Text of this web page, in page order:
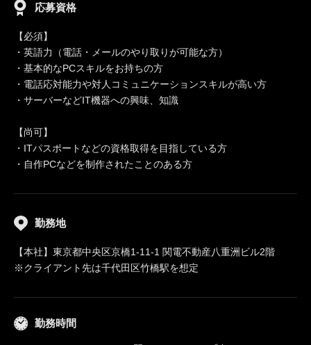
応募資格
【必須】
・英語力（電話・メールのやり取りが可能な方）
・基本的なPCスキルをお持ちの方
・電話応対能力や対人コミュニケーションスキルが高い方
・サーバーなどIT機器への興味、知識
【尚可】
・ITパスポートなどの資格取得を目指している方
・自作PCなどを制作されたことのある方
勤務地
【本社】東京都中央区京橋1-11-1 関電不動産八重洲ビル2階
※クライアント先は千代田区竹橋駅を想定
勤務時間